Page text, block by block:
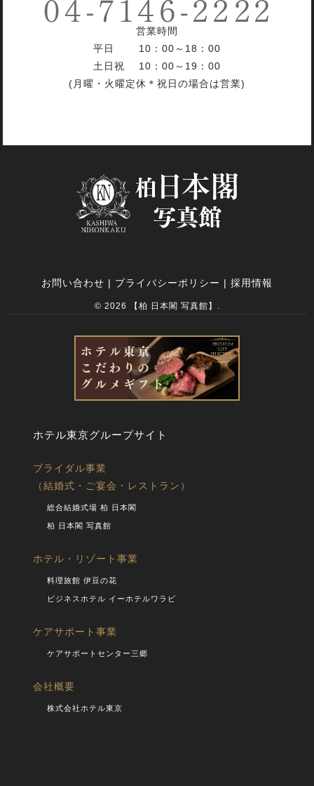
営業時間
平日 10：00～18：00
土日祝 10：00～19：00
(月曜・火曜定休＊祝日の場合は営業)
お問い合わせ | プライバシーポリシー | 採用情報
© 2026 【柏 日本閣 写真館】.
ホテル東京グループサイト
ブライダル事業
（結婚式・ご宴会・レストラン）
総合結婚式場 柏 日本閣
柏 日本閣 写真館
ホテル・リゾート事業
料理旅館 伊豆の花
ビジネスホテル イーホテルワラビ
ケアサポート事業
ケアサポートセンター三郷
会社概要
株式会社ホテル東京